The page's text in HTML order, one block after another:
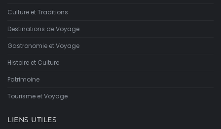
Culture et Traditions
Destinations de Voyage
Gastronomie et Voyage
Histoire et Culture
Patrimoine
Tourisme et Voyage
LIENS UTILES